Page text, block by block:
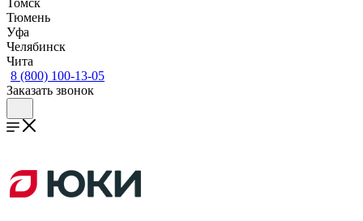
Тюмень
Уфа
Челябинск
Чита
8 (800) 100-13-05
Заказать звонок